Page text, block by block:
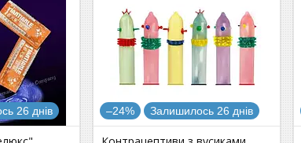
26 днів –24% Залишилось 26 днів